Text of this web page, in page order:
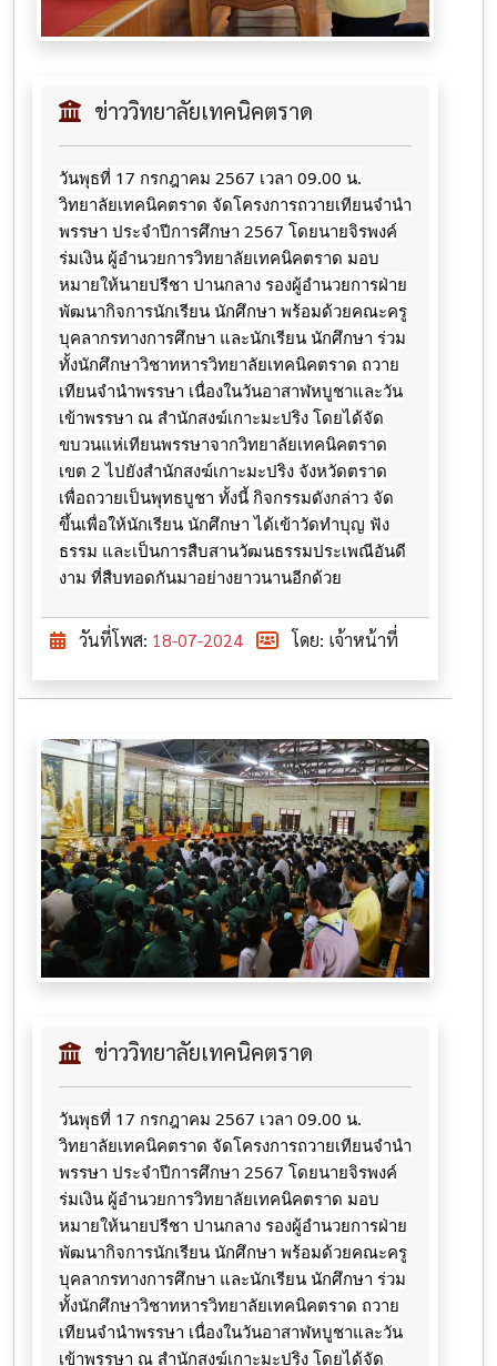
ข่าววิทยาลัยเทคนิคตราด
วันพุธที่ 17 กรกฎาคม 2567 เวลา 09.00 น.
วิทยาลัยเทคนิคตราด จัดโครงการถวายเทียนจำนำ
พรรษา ประจำปีการศึกษา 2567 โดยนายจิรพงค์
ร่มเงิน ผู้อำนวยการวิทยาลัยเทคนิคตราด มอบ
หมายให้นายปรีชา ปานกลาง รองผู้อำนวยการฝ่าย
พัฒนากิจการนักเรียน นักศึกษา พร้อมด้วยคณะครู
บุคลากรทางการศึกษา และนักเรียน นักศึกษา ร่วม
ทั้งนักศึกษาวิชาทหารวิทยาลัยเทคนิคตราด ถวาย
เทียนจำนำพรรษา เนื่องในวันอาสาฬหบูชาและวัน
เข้าพรรษา ณ สำนักสงฆ์เกาะมะปริง โดยได้จัด
ขบวนแห่เทียนพรรษาจากวิทยาลัยเทคนิคตราด
เขต 2ไปยังสำนักสงฆ์เกาะมะปริง จังหวัดตราด
เพื่อถวายเป็นพุทธบูชา ทั้งนี้ กิจกรรมดังกล่าว จัด
ขึ้นเพื่อให้นักเรียน นักศึกษา ได้เข้าวัดทำบุญ ฟัง
ธรรม และเป็นการสืบสานวัฒนธรรมประเพณีอันดี
งาม ที่สืบทอดกันมาอย่างยาวนานอีกด้วย
วันที่โพส: 18-07-2024 โดย: เจ้าหน้าที่
ข่าววิทยาลัยเทคนิคตราด
วันพุธที่ 17 กรกฎาคม 2567 เวลา 09.00 น.
วิทยาลัยเทคนิคตราด จัดโครงการถวายเทียนจำนำ
พรรษา ประจำปีการศึกษา 2567 โดยนายจิรพงค์
ร่มเงิน ผู้อำนวยการวิทยาลัยเทคนิคตราด มอบ
หมายให้นายปรีชา ปานกลาง รองผู้อำนวยการฝ่าย
พัฒนากิจการนักเรียน นักศึกษา พร้อมด้วยคณะครู
บุคลากรทางการศึกษา และนักเรียน นักศึกษา ร่วม
ทั้งนักศึกษาวิชาทหารวิทยาลัยเทคนิคตราด ถวาย
เทียนจำนำพรรษา เนื่องในวันอาสาฬหบูชาและวัน
เข้าพรรษา ณ สำนักสงฆ์เกาะมะปริง โดยได้จัด